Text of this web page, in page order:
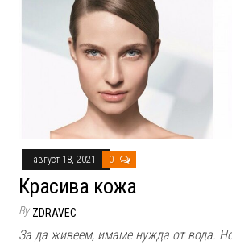
август 18, 2021 0
Красива кожа
By ZDRAVEC
За да живеем, имаме нужда от вода.